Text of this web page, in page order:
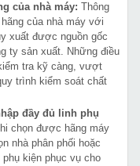
của nhà máy: Thông
của nhà máy với
xuất được nguồn gốc
ty sản xuất. Những điều
tra kỹ càng, vượt
trình kiểm soát chất
đầy đủ linh phụ
chọn được hãng máy
nhà phân phối hoặc
kiện phục vụ cho